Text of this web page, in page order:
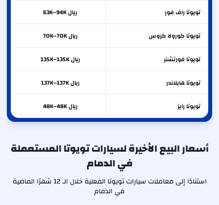
تويوتا راف فور ريال 63K–94K
تويوتا كورولا كروس ريال 70K–70K
تويوتا فورتشنر ريال 135K–135K
تويوتاهايلاندر ريال 137K–137K
تويوتا رايز ريال 48K–48K
أسعار البيع الأخيرة لسيارات تويوتا المستعملة
في الدمام
استنادًا إلى معاملات سيارات تويوتا الفعلية خلال الـ 12 شهرًا الماضية
في الدمام